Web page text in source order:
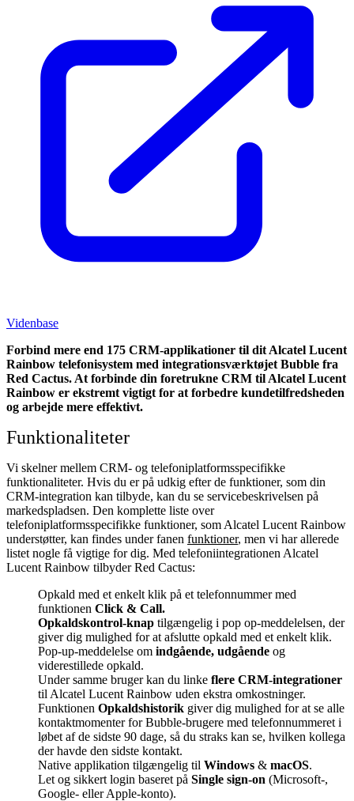
Videnbase
Forbind mere end 175 CRM-applikationer til dit Alcatel Lucent
Rainbow telefonisystem med integrationsværktøjet Bubble fra
Red Cactus. At forbinde din foretrukne CRM til Alcatel Lucent
Rainbow er ekstremt vigtigt for at forbedre kundetilfredsheden
og arbejde mere effektivt.
Funktionaliteter
Vi skelner mellem CRM- og telefoniplatformsspecifikke
funktionaliteter. Hvis du er på udkig efter de funktioner, som din
CRM-integration kan tilbyde, kan du se servicebeskrivelsen på
markedspladsen. Den komplette liste over
telefoniplatformsspecifikke funktioner, som Alcatel Lucent Rainbow
understøtter, kan findes under fanen funktioner, men vi har allerede
listet nogle få vigtige for dig. Med telefoniintegrationen Alcatel
Lucent Rainbow tilbyder Red Cactus:
Opkald med et enkelt klik på et telefonnummer med
funktionen Click & Call.
Opkaldskontrol-knap tilgængelig i pop op-meddelelsen, der
giver dig mulighed for at afslutte opkald med et enkelt klik.
Pop-up-meddelelse om indgående, udgående og
viderestillede opkald.
Under samme bruger kan du linke flere CRM-integrationer
til Alcatel Lucent Rainbow uden ekstra omkostninger.
Funktionen Opkaldshistorik giver dig mulighed for at se alle
kontaktmomenter for Bubble-brugere med telefonnummeret i
løbet af de sidste 90 dage, så du straks kan se, hvilken kollega
der havde den sidste kontakt.
Native applikation tilgængelig til Windows & macOS.
Let og sikkert login baseret på Single sign-on (Microsoft-,
Google- eller Apple-konto).